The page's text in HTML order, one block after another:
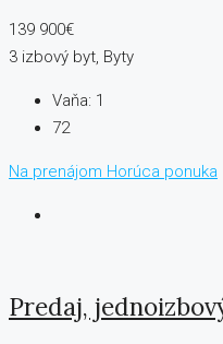
139 900€
3 izbový byt, Byty
Vaňa: 1
72
Na prenájom Horúca ponuka
Predaj,